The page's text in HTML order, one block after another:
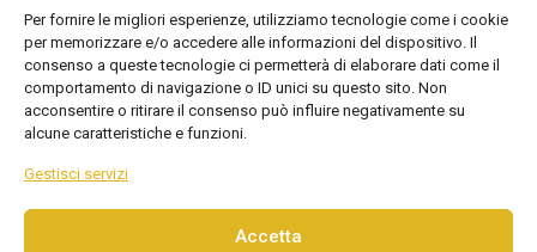
Per fornire le migliori esperienze, utilizziamo tecnologie come i cookie
per memorizzare e/o accedere alle informazioni del dispositivo. Il
consenso a queste tecnologie ci permetterà di elaborare dati come il
comportamento di navigazione o ID unici su questo sito. Non
acconsentire o ritirare il consenso può influire negativamente su
alcune caratteristiche e funzioni.
Gestisci servizi
Accetta
Seguici